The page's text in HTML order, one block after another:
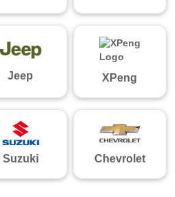
Jeep XPeng
Suzuki Chevrolet